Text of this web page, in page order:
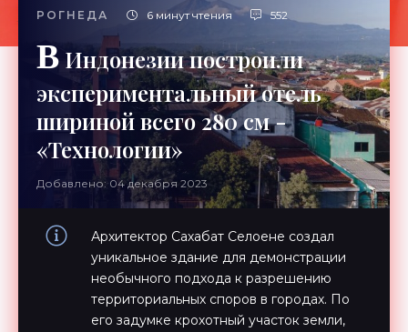
РОГНЕДА 6 минут чтения 552
В Индонезии построили
экспериментальный отель
шириной всего 280 см -
«Технологии»
Добавлено: 04 декабря 2023
Архитектор Сахабат Селоене создал
уникальное здание для демонстрации
необычного подхода к разрешению
территориальных споров в городах. По
его задумке крохотный участок земли,